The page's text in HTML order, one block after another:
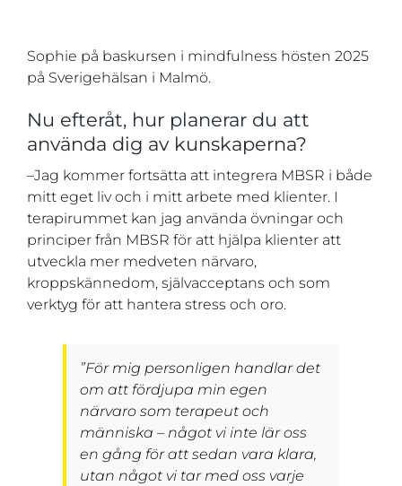
Sophie på baskursen i mindfulness hösten 2025
på Sverigehälsan i Malmö.
Nu efteråt, hur planerar du att
använda dig av kunskaperna?
–Jag kommer fortsätta att integrera MBSR i både
mitt eget liv och i mitt arbete med klienter. I
terapirummet kan jag använda övningar och
principer från MBSR för att hjälpa klienter att
utveckla mer medveten närvaro,
kroppskännedom, självacceptans och som
verktyg för att hantera stress och oro.
”För mig personligen handlar det
om att fördjupa min egen
närvaro som terapeut och
människa – något vi inte lär oss
en gång för att sedan vara klara,
utan något vi tar med oss varje